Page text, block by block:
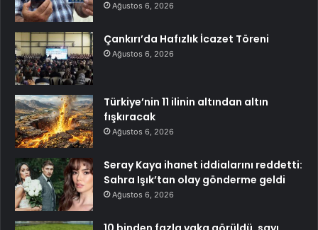
Ağustos 6, 2026
Çankırı’da Hafızlık İcazet Töreni
Ağustos 6, 2026
Türkiye’nin 11 ilinin altından altın
fışkıracak
Ağustos 6, 2026
Seray Kaya ihanet iddialarını reddetti:
Sahra Işık’tan olay gönderme geldi
Ağustos 6, 2026